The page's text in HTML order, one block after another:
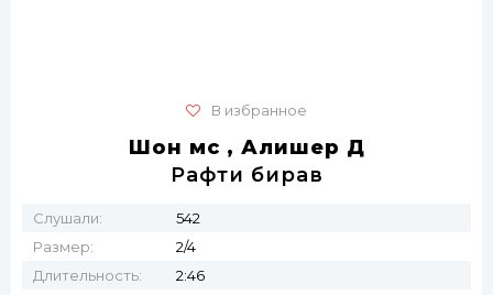
В избранное
Шон мс , Алишер Д
Рафти бирав
Слушали:
542
Размер:
2/4
Длительность:
2:46